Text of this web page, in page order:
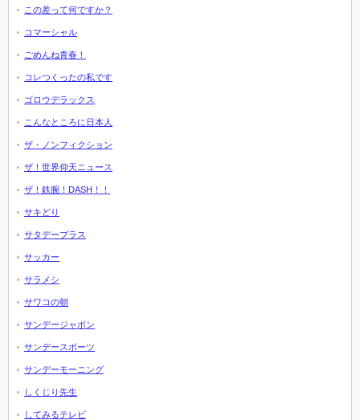
この差って何ですか？
コマーシャル
ごめんね青春！
コレつくったの私です
ゴロウデラックス
こんなところに日本人
ザ・ノンフィクション
ザ！世界仰天ニュース
ザ！鉄腕！DASH！！
サキどり
サタデープラス
サッカー
サラメシ
サワコの朝
サンデージャポン
サンデースポーツ
サンデーモーニング
しくじり先生
してみるテレビ